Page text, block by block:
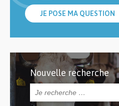
JE POSE MA QUESTION
Nouvelle recherche